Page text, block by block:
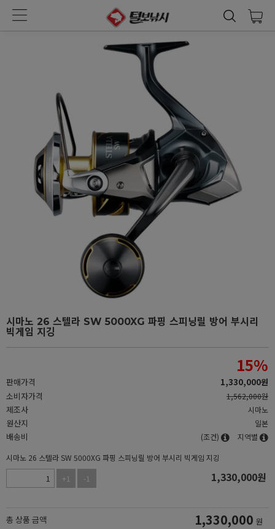
시마노 26 스텔라 SW 5000XG 파핑 스피닝릴 방어 부시리
빅게임 지깅
판매가격
15%
1,330,000원
소비자가격
1,562,000원
제조사 시마노
원산지 일본
배송비 (조건)
지역별
시마노 26 스텔라 SW 5000XG 파핑 스피닝릴 방어 부시리 빅게임 지깅
+1
-1 1,330,000원
총 상품 금액 1,330,000 원